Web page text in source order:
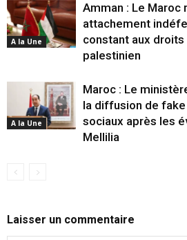
A la Une
Amman : Le Maroc
attachement
constant aux
palestinien
A la Une
Maroc : Le
la diffusion de
sociaux après les
Mellilia
Laisser un commentaire